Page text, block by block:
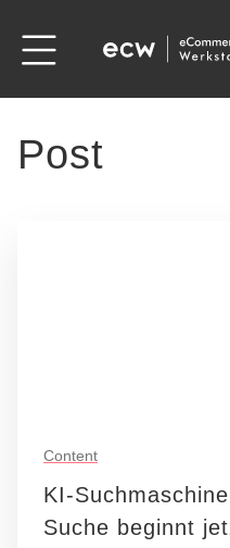
Post
Content
KI-
Suche beginnt